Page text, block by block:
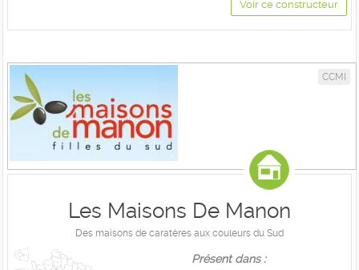
Voir ce constructeur
CCMI
Les Maisons De Manon
Des maisons de caratères aux couleurs du Sud
Présent dans :